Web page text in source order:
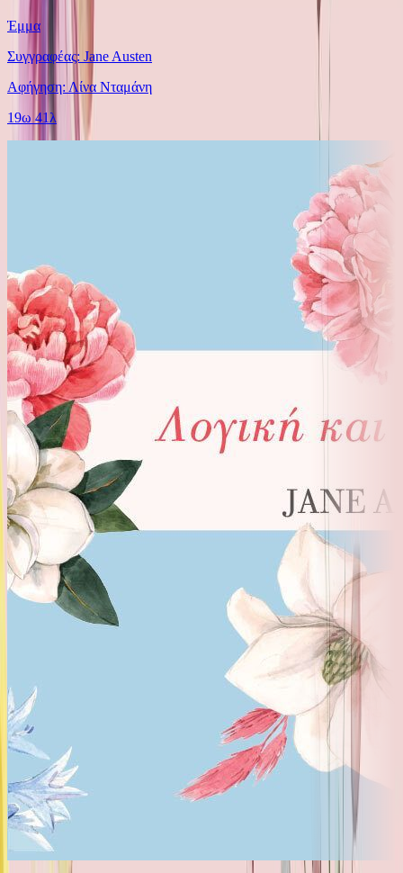
Έμμα
Συγγραφέας: Jane Austen
Αφήγηση: Λίνα Νταμάνη
19ω 41λ